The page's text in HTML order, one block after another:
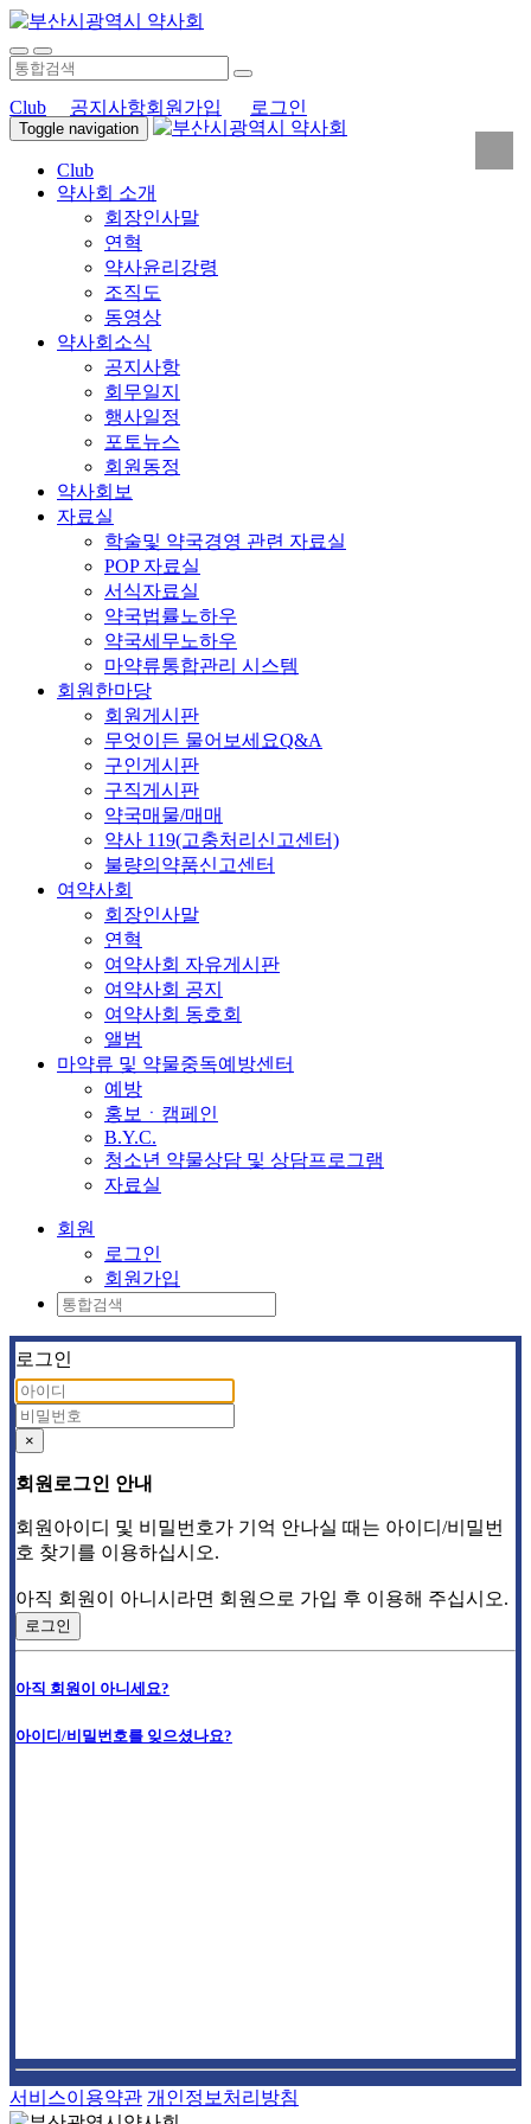
Club 공지사항회원가입 로그인
Toggle navigation
Club
약사회 소개
회장인사말
연혁
약사윤리강령
조직도
동영상
약사회소식
공지사항
회무일지
행사일정
포토뉴스
회원동정
약사회보
자료실
학술및 약국경영 관련 자료실
POP 자료실
서식자료실
약국법률노하우
약국세무노하우
마약류통합관리 시스템
회원한마당
회원게시판
무엇이든 물어보세요Q&A
구인게시판
구직게시판
약국매물/매매
약사 119(고충처리신고센터)
불량의약품신고센터
여약사회
회장인사말
연혁
여약사회 자유게시판
여약사회 공지
여약사회 동호회
앨범
마약류 및 약물중독예방센터
예방
홍보ㆍ캠페인
B.Y.C.
청소년 약물상담 및 상담프로그램
자료실
회원
로그인
회원가입
로그인
×
회원로그인 안내
회원아이디 및 비밀번호가 기억 안나실 때는 아이디/비밀번
호 찾기를 이용하십시오.
아직 회원이 아니시라면 회원으로 가입 후 이용해 주십시오.
로그인
아직 회원이 아니세요?
아이디/비밀번호를 잊으셨나요?
서비스이용약관 개인정보처리방침